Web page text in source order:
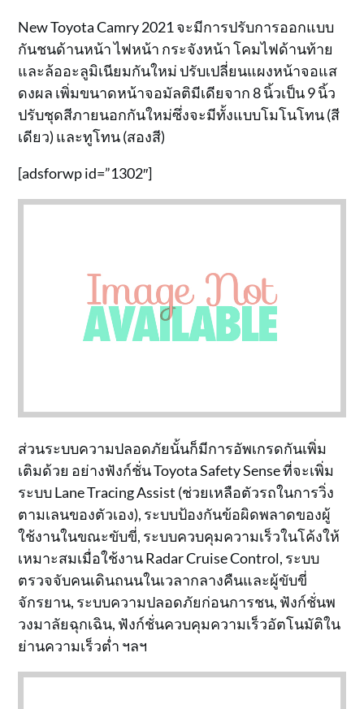
New Toyota Camry 2021 จะมีการปรับการออกแบบ
กันชนด้านหน้า ไฟหน้า กระจังหน้า โคมไฟด้านท้าย
และล้ออะลูมิเนียมกันใหม่ ปรับเปลี่ยนแผงหน้าจอแส
ดงผล เพิ่มขนาดหน้าจอมัลติมีเดียจาก 8 นิ้วเป็น 9 นิ้ว
ปรับชุดสีภายนอกกันใหม่ซึ่งจะมีทั้งแบบโมโนโทน (สี
เดียว) และทูโทน (สองสี)
[adsforwp id=”1302″]
ส่วนระบบความปลอดภัยนั้นก็มีการอัพเกรดกันเพิ่ม
เติมด้วย อย่างฟังก์ชั่น Toyota Safety Sense ที่จะเพิ่ม
ระบบ Lane Tracing Assist (ช่วยเหลือตัวรถในการวิ่ง
ตามเลนของตัวเอง), ระบบป้องกันข้อผิดพลาดของผู้
ใช้งานในขณะขับขี่, ระบบควบคุมความเร็วในโค้งให้
เหมาะสมเมื่อใช้งาน Radar Cruise Control, ระบบ
ตรวจจับคนเดินถนนในเวลากลางคืนและผู้ขับขี่
จักรยาน, ระบบความปลอดภัยก่อนการชน, ฟังก์ชั่นพ
วงมาลัยฉุกเฉิน, ฟังก์ชั่นควบคุมความเร็วอัตโนมัติใน
ย่านความเร็วต่ำ ฯลฯ